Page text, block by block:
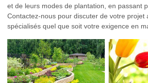
et de leurs modes de plantation, en passant
Contactez-nous pour discuter de votre projet
spécialisés quel que soit votre exigence en